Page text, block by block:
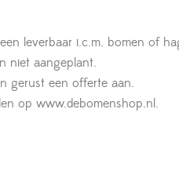
leverbaar i.c.m. bomen of
niet aangeplant.
gerust een offerte aan.
op www.debomenshop.nl.